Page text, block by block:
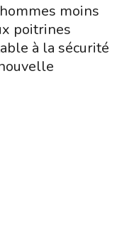
moins
poitrines
à la sécurité